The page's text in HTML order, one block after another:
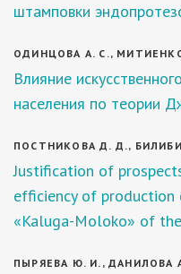
штамповки
ОДИНЦОВА А. С.,
Влияние
населения по теории
ПОСТНИКОВА Д. Д.,
Justification of
efficiency of production
«Kaluga-Moloko» of
ПЫРЯЕВА Ю. И., ДАНИЛОВА